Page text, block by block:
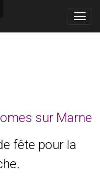
sur Marne
fête pour la